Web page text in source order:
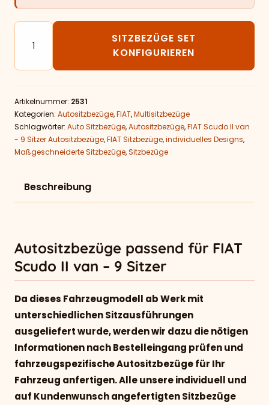
Autositzbezüge passend für FIAT Scudo II van - 9
SITZBEZÜGE SET
KONFIGURIEREN
Artikelnummer: 2531
Kategorien: Autositzbezüge,FIAT,Multisitzbezüge
Schlagwörter: Auto Sitzbezüge,Autositzbezüge,FIAT Scudo II van
- 9 Sitzer Autositzbezüge,FIAT Sitzbezüge,individuelles Designs,
Maßgeschneiderte Sitzbezüge,Sitzbezüge
Beschreibung
Autositzbezüge passend für FIAT
Scudo II van – 9 Sitzer
Da dieses Fahrzeugmodell ab Werk mit
unterschiedlichen Sitzausführungen
ausgeliefert wurde, werden wir dazu die nötigen
Informationen nach Bestelleingang prüfen und
fahrzeugspezifische Autositzbezüge für Ihr
Fahrzeug anfertigen. Alle unsere individuell und
auf Kundenwunsch angefertigten Sitzbezüge